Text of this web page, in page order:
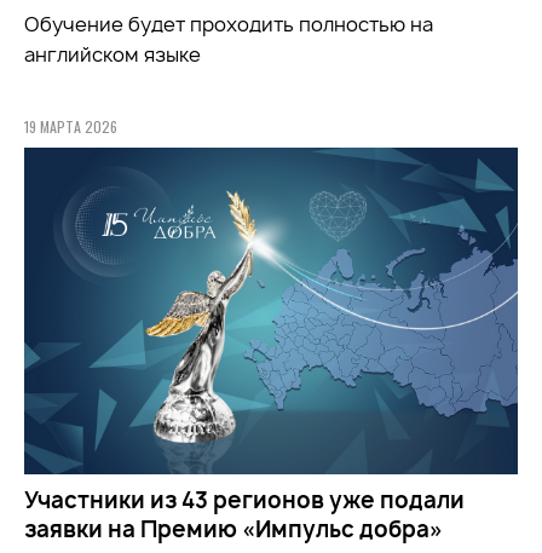
Обучение будет проходить полностью на
английском языке
19 МАРТА 2026
Участники из 43 регионов уже подали
заявки на Премию «Импульс добра»